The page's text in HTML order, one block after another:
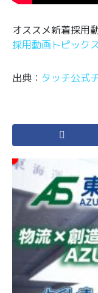
オススメ新着採用
採用動画トピック
出典： タッチ公式